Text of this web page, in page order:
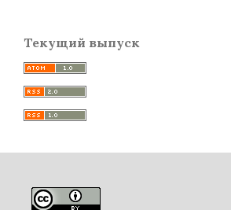
Текущий выпуск